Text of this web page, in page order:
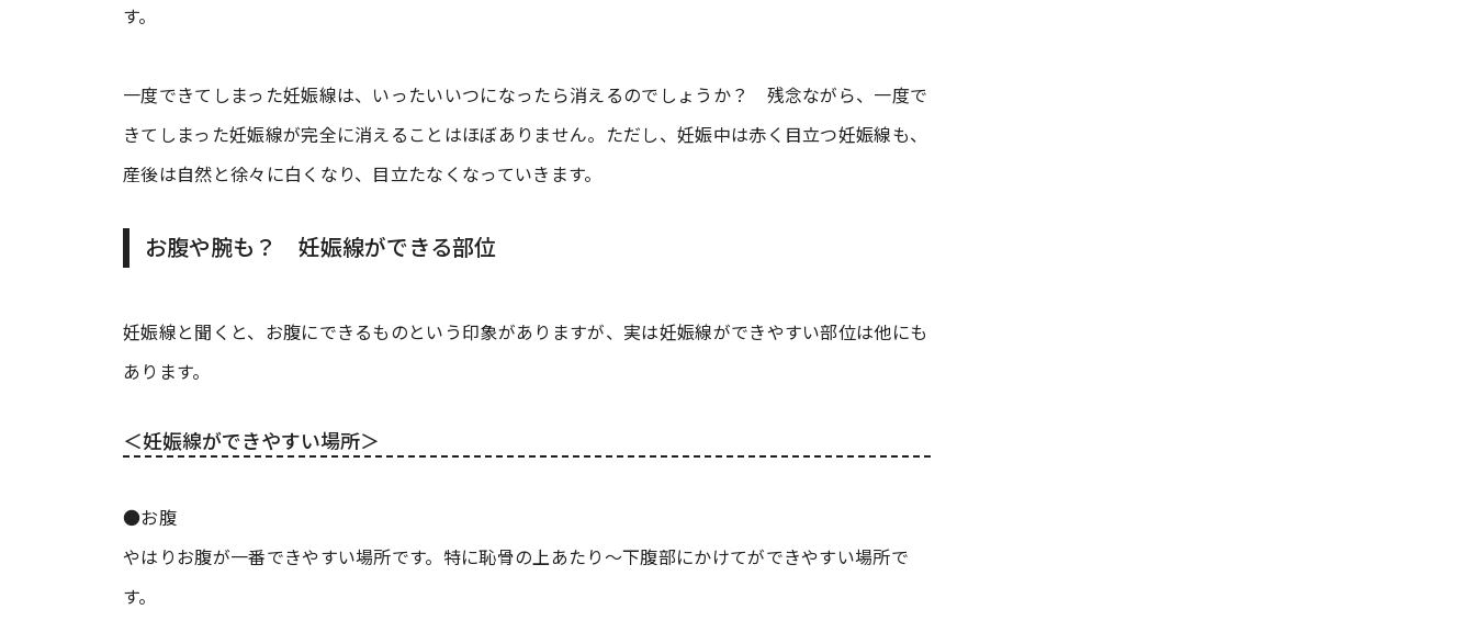
す。
一度できてしまった妊娠線は、いったいいつになったら消えるのでしょうか？ 残念ながら、一度で
きてしまった妊娠線が完全に消えることはほぼありません。ただし、妊娠中は赤く目立つ妊娠線も、
産後は自然と徐々に白くなり、目立たなくなっていきます。
お腹や腕も？ 妊娠線ができる部位
妊娠線と聞くと、お腹にできるものという印象がありますが、実は妊娠線ができやすい部位は他にも
あります。
＜妊娠線ができやすい場所＞
●お腹
やはりお腹が一番できやすい場所です。特に恥骨の上あたり～下腹部にかけてができやすい場所で
す。